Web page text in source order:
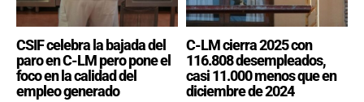
CSIF celebra la bajada del
paro en C-LM pero pone el
foco en la calidad del
empleo generado
C-LM cierra 2025 con
116.808 desempleados,
casi 11.000 menos que en
diciembre de 2024